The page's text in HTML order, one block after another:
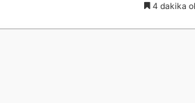
4 dakika